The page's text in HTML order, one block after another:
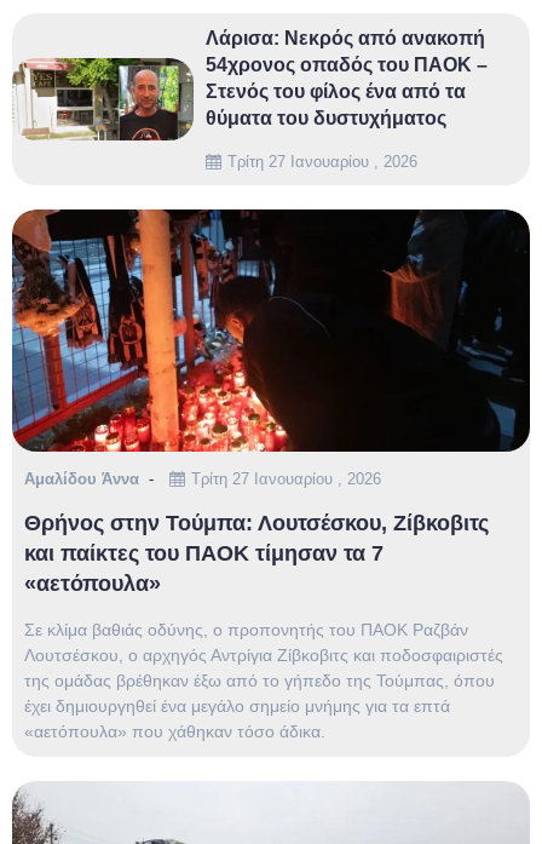
Τρίτη 27 Ιανουαρίου , 2026
Λάρισα: Νεκρός από ανακοπή
54χρονος οπαδός του ΠΑΟΚ –
Στενός του φίλος ένα από τα
θύματα του δυστυχήματος
Αμαλίδου Άννα Τρίτη 27 Ιανουαρίου , 2026
Θρήνος στην Τούμπα: Λουτσέσκου, Ζίβκοβιτς
και παίκτες του ΠΑΟΚ τίμησαν τα 7
«αετόπουλα»
Σε κλίμα βαθιάς οδύνης, ο προπονητής του ΠΑΟΚ Ραζβάν
Λουτσέσκου, ο αρχηγός Αντρίγια Ζίβκοβιτς και ποδοσφαιριστές
της ομάδας βρέθηκαν έξω από το γήπεδο της Τούμπας, όπου
έχει δημιουργηθεί ένα μεγάλο σημείο μνήμης για τα επτά
«αετόπουλα» που χάθηκαν τόσο άδικα.